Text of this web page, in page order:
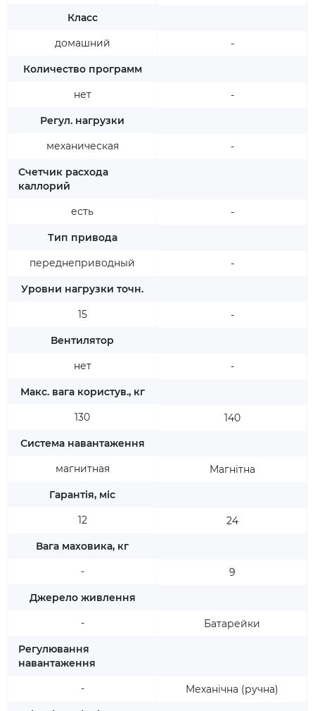
Класс
домашний
Количество программ
нет
Регул. нагрузки
механическая
Счетчик расхода
каллорий
есть
Тип привода
переднеприводный
Уровни нагрузки точн.
15
Вентилятор
нет
Макс. вага користув., кг
130
Система навантаження
магнитная
Гарантія, міс
12
Вага маховика, кг
-
Джерело живлення
-
Регулювання
навантаження
-
-
-
-
-
-
-
-
140
Магнітна
24
9
Батарейки
Механічна (ручна)